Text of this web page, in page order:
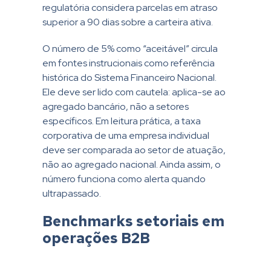
regulatória considera parcelas em atraso
superior a 90 dias sobre a carteira ativa.
O número de 5% como “aceitável” circula
em fontes instrucionais como referência
histórica do Sistema Financeiro Nacional.
Ele deve ser lido com cautela: aplica-se ao
agregado bancário, não a setores
específicos. Em leitura prática, a taxa
corporativa de uma empresa individual
deve ser comparada ao setor de atuação,
não ao agregado nacional. Ainda assim, o
número funciona como alerta quando
ultrapassado.
Benchmarks setoriais em
operações B2B